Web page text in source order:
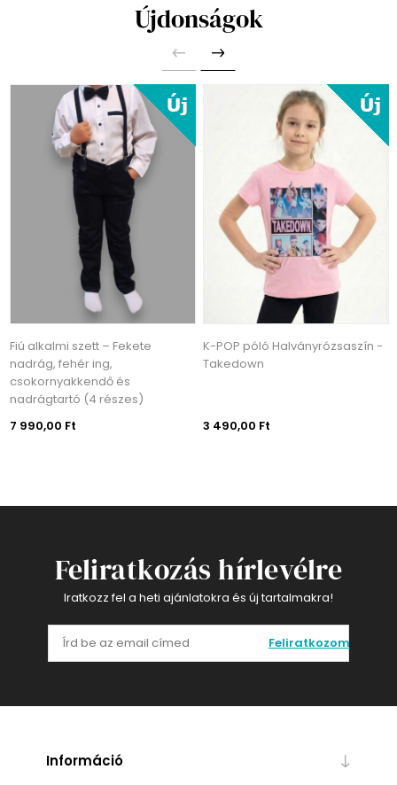
Újdonságok
Fiú alkalmi szett – Fekete
nadrág, fehér ing,
csokornyakkendő és
nadrágtartó (4 részes)
7 990,00 Ft
K-POP póló Halványrózsaszín -
Takedown
3 490,00 Ft
Feliratkozás hírlevélre
Iratkozz fel a heti ajánlatokra és új tartalmakra!
Feliratkozom
Információ